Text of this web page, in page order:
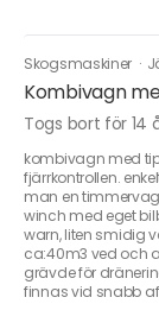
Skogsmaskiner ·
Kombivagn
Togs bort för 14
kombivagn med
fjärrkontrollen.
man en
winch med eget
warn, liten smidig
ca:40m3 ved och
grävde för
finnas vid snabb